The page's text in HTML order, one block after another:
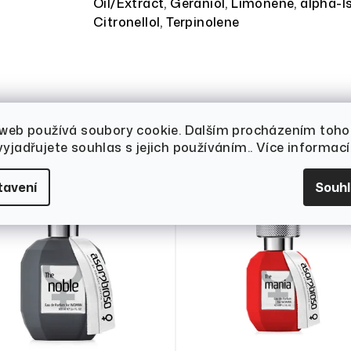
používá soubory cookie. Dalším procházením
souhlas s jejich používáním.. Více informací
Citronellol, Terpinolene
Související produkty